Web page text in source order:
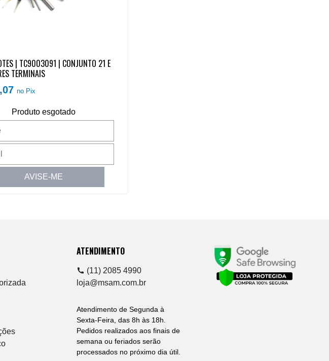
| TC9003091 | CONJUNTO 21 E
TERMINAIS
no Pix
Produto esgotado
AVISE-ME
ATENDIMENTO
(11) 2085 4990
loja@msam.com.br
Atendimento de Segunda à
Sexta-Feira, das 8h às 18h.
Pedidos realizados aos finais de
semana ou feriados serão
processados no próximo dia útil.